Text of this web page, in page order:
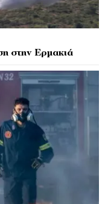
στην Ερμακιά